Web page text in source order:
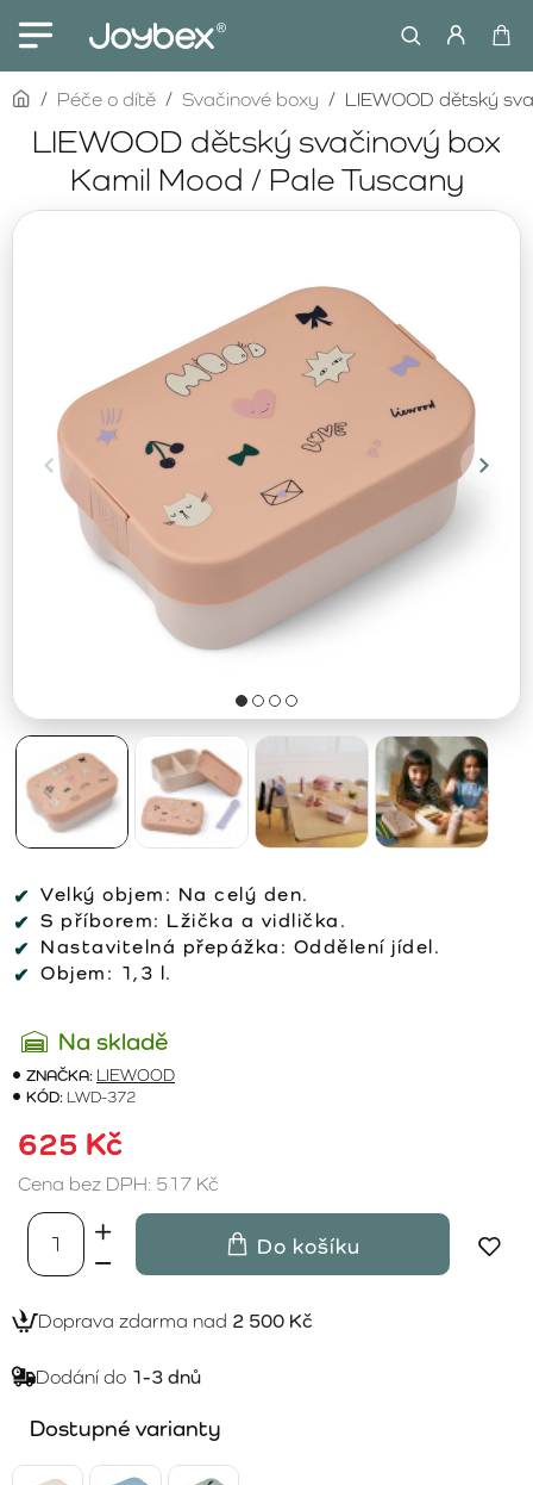
LIEWOOD dětský svačinový box
Kamil Mood / Pale Tuscany
homePéče o dítě Svačinové boxy LIEWOOD dětský
Velký objem: Na celý den.
S příborem: Lžička a vidlička.
Nastavitelná přepážka: Oddělení jídel.
Objem: 1,3 l.
Na skladě
ZNAČKA: LIEWOOD
KÓD: LWD-372
625 Kč
Cena bez DPH: 517 Kč
Do košíku
Doprava zdarma nad 2 500 Kč
Dodání do 1-3 dnů
Dostupné varianty